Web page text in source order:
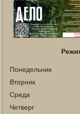
Понедельник
Вторник
Среда
Четверг